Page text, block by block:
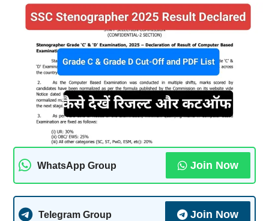
WhatsApp Group Join Now
Telegram Group Join Now